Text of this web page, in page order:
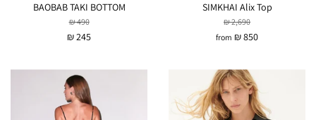
BAOBAB TAKI BOTTOM
₪ 490
₪ 245
SIMKHAI Alix Top
₪ 2,690
from ₪ 850